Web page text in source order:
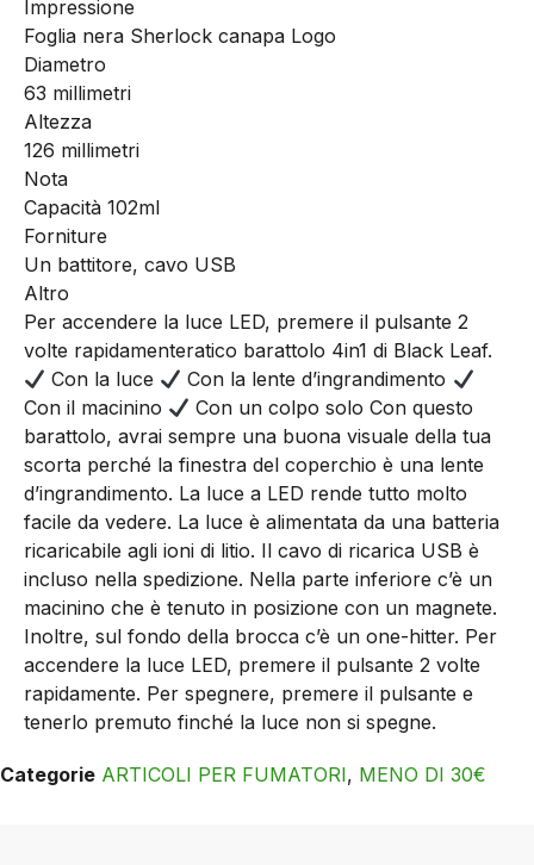
Impressione
Foglia nera Sherlock canapa Logo
Diametro
63 millimetri
Altezza
126 millimetri
Nota
Capacità 102ml
Forniture
Un battitore, cavo USB
Altro
Per accendere la luce LED, premere il pulsante 2
volte rapidamenteratico barattolo 4in1 di Black Leaf.
Con la luce
Con la lente d’ingrandimento
Con il macinino
Con un colpo solo Con questo
barattolo, avrai sempre una buona visuale della tua
scorta perché la finestra del coperchio è una lente
d’ingrandimento. La luce a LED rende tutto molto
facile da vedere. La luce è alimentata da una batteria
ricaricabile agli ioni di litio. Il cavo di ricarica USB è
incluso nella spedizione. Nella parte inferiore c’è un
macinino che è tenuto in posizione con un magnete.
Inoltre, sul fondo della brocca c’è un one-hitter. Per
accendere la luce LED, premere il pulsante 2 volte
rapidamente. Per spegnere, premere il pulsante e
tenerlo premuto finché la luce non si spegne.
Categorie ARTICOLI PER FUMATORI, MENO DI 30€